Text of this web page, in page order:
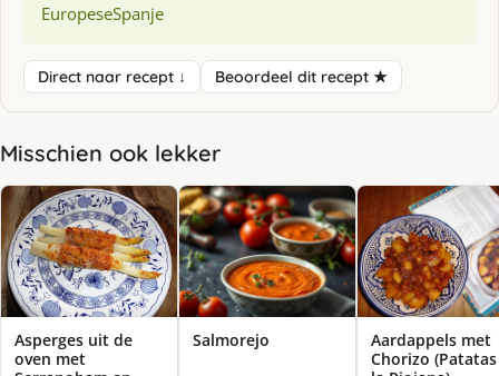
EuropeseSpanje
Direct naar recept ↓ Beoordeel dit recept ★
Misschien ook lekker
Asperges uit de
oven met
Salmorejo
Aardappels met
Chorizo